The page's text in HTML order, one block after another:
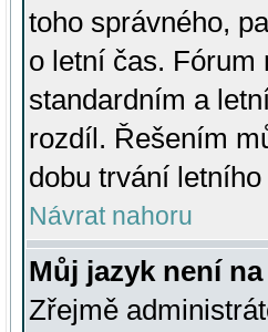
toho správného,
o letní čas. Fórum
standardním a
rozdíl. Řešením
dobu trvání letního
Návrat nahoru
Můj jazyk není
Zřejmě